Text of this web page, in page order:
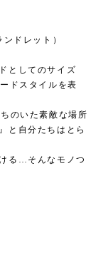
ドレット）
としてのサイズ
ドスタイルを表
のいた素敵な場所
と自分たちはとら
る…そんなモノつ